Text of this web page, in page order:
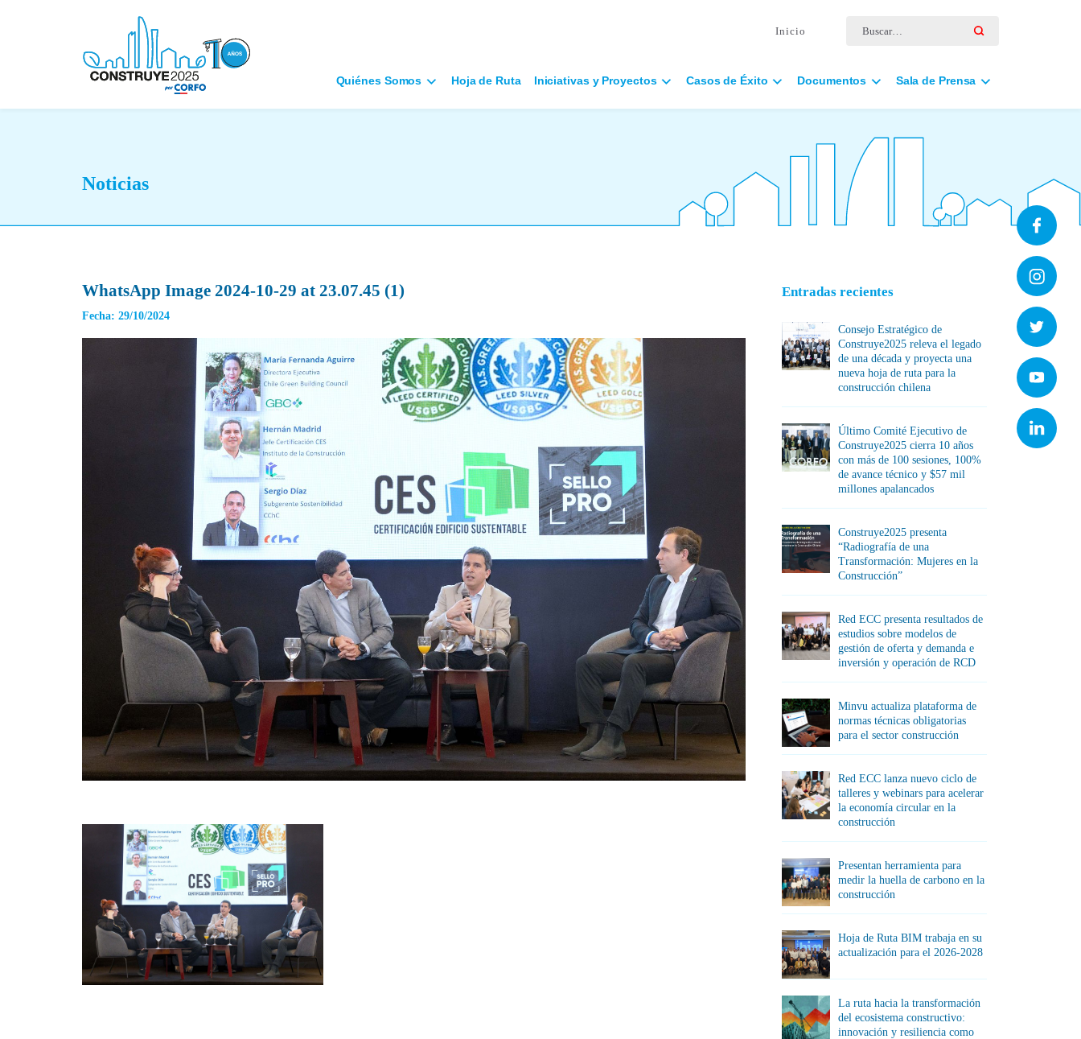
Buscar por:
Inicio
Quiénes Somos Hoja de Ruta Iniciativas y Proyectos Casos de Éxito Documentos Sala de Prensa
Noticias
WhatsApp Image 2024-10-29 at 23.07.45 (1)
Fecha: 29/10/2024
Entradas recientes
Consejo Estratégico de
Construye2025 releva el legado
de una década y proyecta una
nueva hoja de ruta para la
construcción chilena
Último Comité Ejecutivo de
Construye2025 cierra 10 años
con más de 100 sesiones, 100%
de avance técnico y $57 mil
millones apalancados
Construye2025 presenta
“Radiografía de una
Transformación: Mujeres en la
Construcción”
Red ECC presenta resultados de
estudios sobre modelos de
gestión de oferta y demanda e
inversión y operación de RCD
Minvu actualiza plataforma de
normas técnicas obligatorias
para el sector construcción
Red ECC lanza nuevo ciclo de
talleres y webinars para acelerar
la economía circular en la
construcción
Presentan herramienta para
medir la huella de carbono en la
construcción
Hoja de Ruta BIM trabaja en su
actualización para el 2026-2028
La ruta hacia la transformación
del ecosistema constructivo:
innovación y resiliencia como